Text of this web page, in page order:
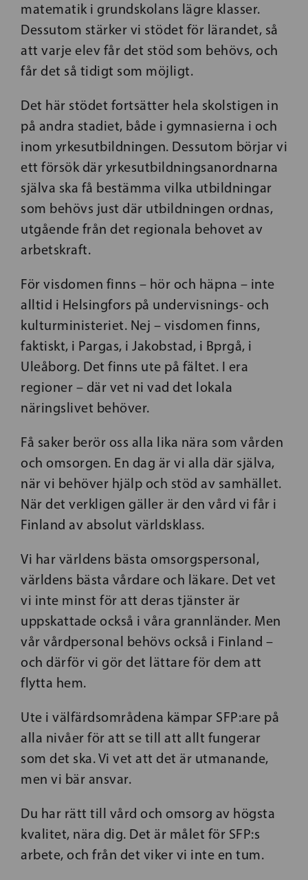
matematik i grundskolans lägre klasser.
Dessutom stärker vi stödet för lärandet, så
att varje elev får det stöd som behövs, och
får det så tidigt som möjligt.
Det här stödet fortsätter hela skolstigen in
på andra stadiet, både i gymnasierna i och
inom yrkesutbildningen. Dessutom börjar vi
ett försök där yrkesutbildningsanordnarna
själva ska få bestämma vilka utbildningar
som behövs just där utbildningen ordnas,
utgående från det regionala behovet av
arbetskraft.
För visdomen finns – hör och häpna – inte
alltid i Helsingfors på undervisnings- och
kulturministeriet. Nej – visdomen finns,
faktiskt, i Pargas, i Jakobstad, i Bprgå, i
Uleåborg. Det finns ute på fältet. I era
regioner – där vet ni vad det lokala
näringslivet behöver.
Få saker berör oss alla lika nära som vården
och omsorgen. En dag är vi alla där själva,
när vi behöver hjälp och stöd av samhället.
När det verkligen gäller är den vård vi får i
Finland av absolut världsklass.
Vi har världens bästa omsorgspersonal,
världens bästa vårdare och läkare. Det vet
vi inte minst för att deras tjänster är
uppskattade också i våra grannländer. Men
vår vårdpersonal behövs också i Finland –
och därför vi gör det lättare för dem att
flytta hem.
Ute i välfärdsområdena kämpar SFP:are på
alla nivåer för att se till att allt fungerar
som det ska. Vi vet att det är utmanande,
men vi bär ansvar.
Du har rätt till vård och omsorg av högsta
kvalitet, nära dig. Det är målet för SFP:s
arbete, och från det viker vi inte en tum.